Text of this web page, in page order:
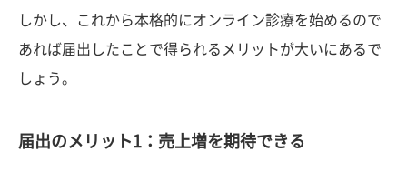
しかし、これから本格的にオンライン診療を始めるので
あれば届出したことで得られるメリットが大いにあるで
しょう。
届出のメリット1：売上増を期待できる